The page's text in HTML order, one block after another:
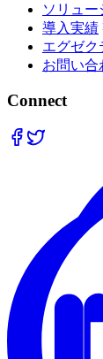
ソリュー
導入実績
エグゼク
お問い合
Connect